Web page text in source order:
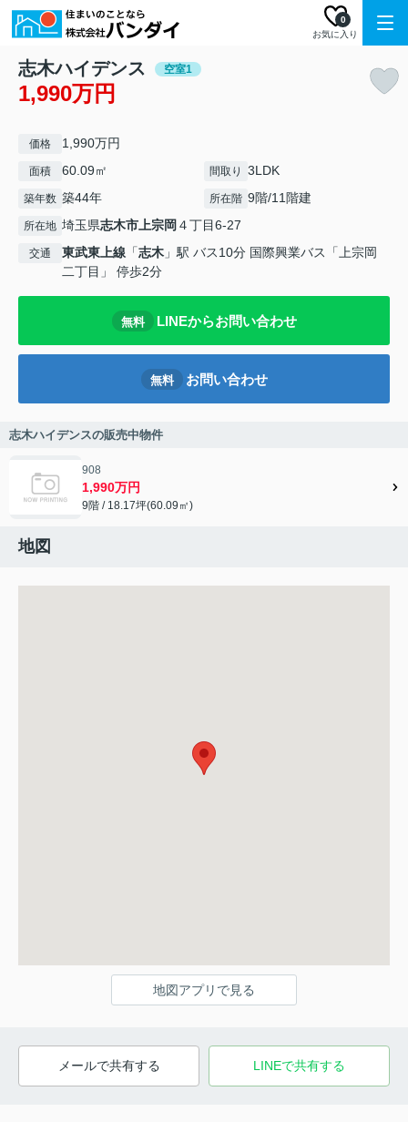
お気に入り
0
志木ハイデンス 空室1
1,990万円
価格 1,990万円
面積 60.09㎡ 間取り 3LDK
築年数 築44年 所在階 9階/11階建
所在地 埼玉県志木市 上宗岡 ４丁目6-27
交通 東武東上線 「志木 」駅 バス10分 国際興業バス「上宗岡
二丁目」 停歩2分
無料 LINEからお問い合わせ
無料 お問い合わせ
志木ハイデンスの販売中物件
908
1,990万円
9階 / 18.17坪(60.09㎡)
地図
地図アプリで見る
メールで共有する LINEで共有する